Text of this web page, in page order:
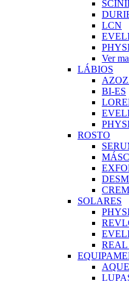
LCN
Ver
LÁBIOS
BI-ES
ROSTO
SOLARES
REAL